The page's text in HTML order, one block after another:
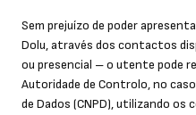
Sem prejuízo de poder
Dolu, através dos contactos
ou presencial – o utente pode
Autoridade de Controlo, no
de Dados (CNPD), utilizando